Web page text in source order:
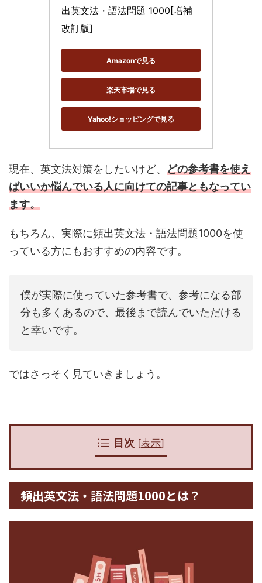
出英文法・語法問題 1000[増補
改訂版]
Amazonで見る
楽天市場で見る
Yahoo!ショッピングで見る
現在、英文法対策をしたいけど、 どの参考書を使え
ばいいか悩んでいる人に向けての記事ともなってい
ます。
もちろん、実際に頻出英文法・語法問題1000を使
っている方にもおすすめの内容です。
僕が実際に使っていた参考書で、参考になる部
分も多くあるので、最後まで読んでいただける
と幸いです。
ではさっそく見ていきましょう。
目次 [表示]
頻出英文法・語法問題1000とは？